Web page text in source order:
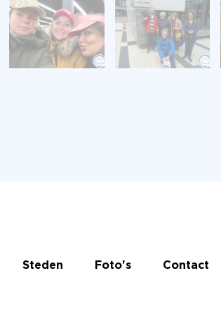
Steden Foto's Contact